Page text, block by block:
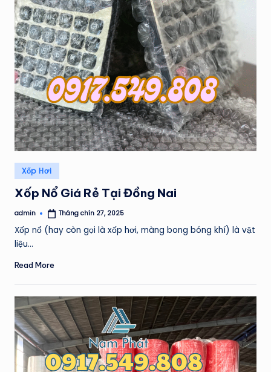
Posted
in
Xốp Hơi
Xốp Nổ Giá Rẻ Tại Đồng Nai
Posted
admin Tháng chín 27, 2025
Xốp nổ (hay còn gọi là xốp hơi, màng bong bóng khí) là vật
liệu…
Read More